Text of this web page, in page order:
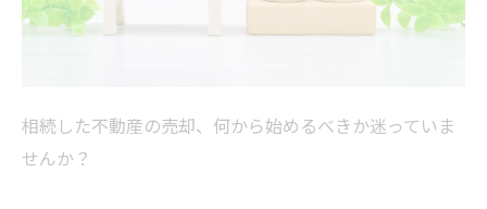
相続した不動産の売却、何から始めるべきか迷っていま
せんか？